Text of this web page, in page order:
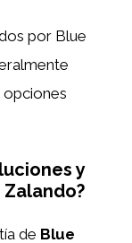
por Blue
opciones
y
de Blue